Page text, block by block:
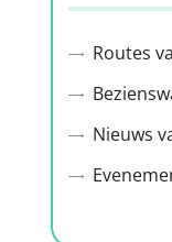
Routes
Nieuws